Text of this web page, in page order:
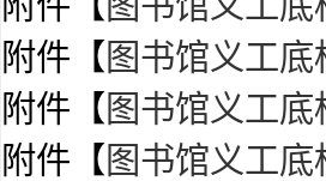
附件【 图书馆义工底
附件【 图书馆义工底
附件【 图书馆义工底